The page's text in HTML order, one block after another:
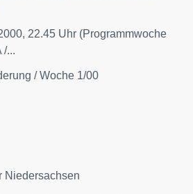
22.45 Uhr (Programmwoche
/...
/ Woche 1/00
Niedersachsen